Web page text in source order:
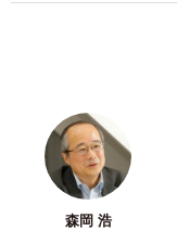
森岡 浩